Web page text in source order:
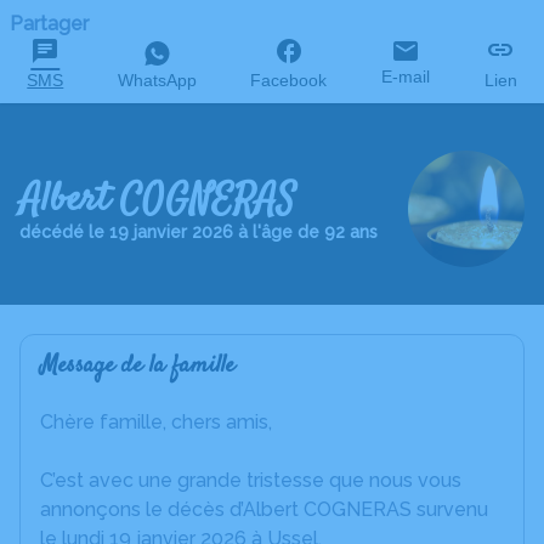
Partager
SMS WhatsApp Facebook E-mail Lien
Albert COGNERAS
décédé le 19 janvier 2026 à l'âge de 92 ans
Message de la famille
Chère famille, chers amis,
C’est avec une grande tristesse que nous vous
annonçons le décès d’Albert COGNERAS survenu
le lundi 19 janvier 2026 à Ussel.